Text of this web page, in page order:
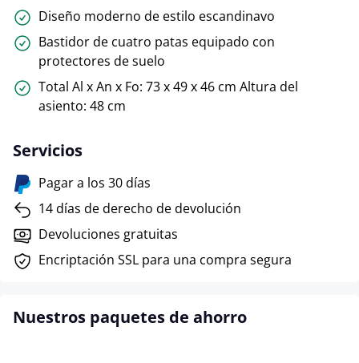
Diseño moderno de estilo escandinavo
Bastidor de cuatro patas equipado con
protectores de suelo
Total Al x An x Fo: 73 x 49 x 46 cm Altura del
asiento: 48 cm
Servicios
Pagar a los 30 días
14 días de derecho de devolución
Devoluciones gratuitas
Encriptación SSL para una compra segura
Nuestros paquetes de ahorro